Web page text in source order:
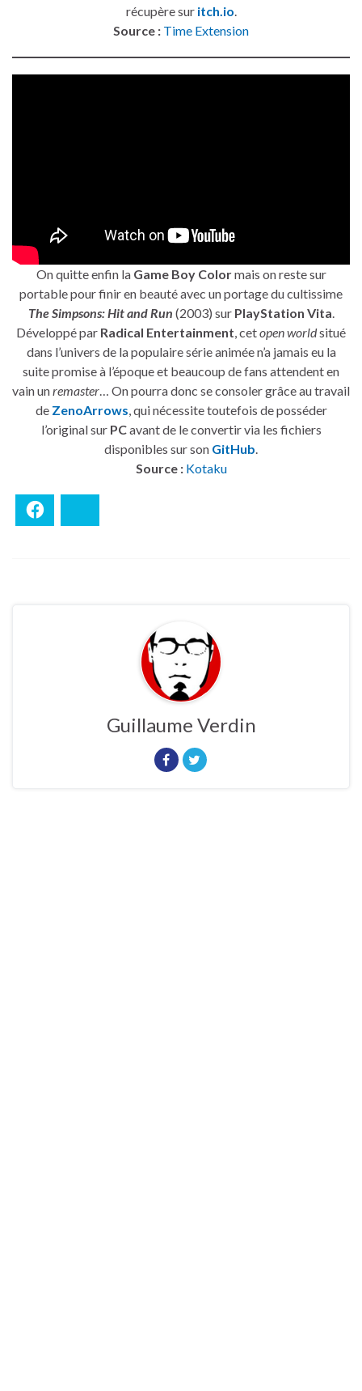
récupère sur itch.io.
Source : Time Extension
On quitte enfin la Game Boy Colormais on reste sur
portable pour finir en beauté avec un portage du cultissime
The Simpsons: Hit and Run (2003) sur PlayStation Vita.
Développé par Radical Entertainment, cetopen worldsitué
dans l’univers de la populaire série animée n’a jamais eu la
suite promise à l’époque et beaucoup de fans attendent en
vain unremaster… On pourra donc se consoler grâce au travail
de ZenoArrows, qui nécessite toutefois de posséder
l’original sur PCavant de le convertir via les fichiers
disponibles sur son GitHub.
Source : Kotaku
Guillaume Verdin